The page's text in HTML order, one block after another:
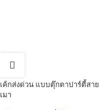
เค้กส่งด่วน แบบตุ๊กตาปาร์ตี้สาย
เมา